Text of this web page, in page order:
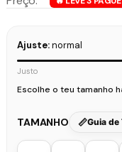
Ajuste:normal
Justo
Escolhe o teu tamanho
TAMANHO Guia de